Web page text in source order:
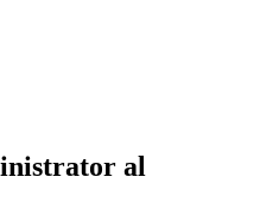
al